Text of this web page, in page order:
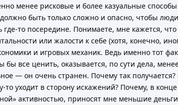
менее рисковые и более казуальные
быть только сложно и опасно, чтобы
то посередине. Понимаете, мне кажется,
или жалости к себе (хотя, конечно,
и игровых механик. Ведь именно тот
все ценить, оказывается, по сути дела,
— он очень странен. Почему так
уходит в сторону искажений? Почему, в
активностью, приносят мне меньшие